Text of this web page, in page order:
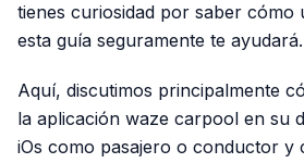
tienes curiosidad por saber cómo
esta guía seguramente te ayudará.
Aquí, discutimos principalmente
la aplicación waze carpool en su
iOs como pasajero o conductor y